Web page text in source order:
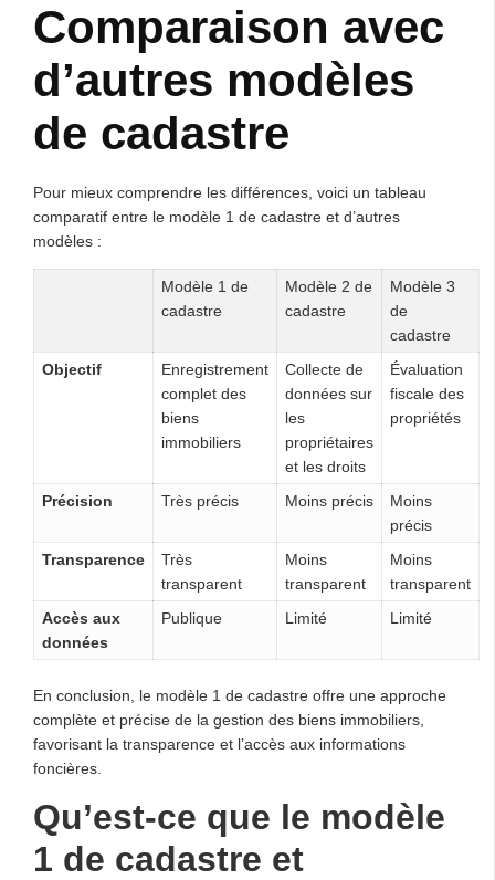
Comparaison avec
d’autres modèles
de cadastre
Pour mieux comprendre les différences, voici un tableau
comparatif entre le modèle 1 de cadastre et d’autres
modèles :
Modèle 1 de
cadastre
Modèle 2 de
cadastre
Modèle 3
de
cadastre
Objectif
Enregistrement
complet des
biens
immobiliers
Collecte de
données sur
les
propriétaires
et les droits
Évaluation
fiscale des
propriétés
Précision Très précis Moins précis
Moins
précis
Transparence
Très
transparent
Moins
transparent
Moins
transparent
Accès aux
données
Publique Limité Limité
En conclusion, le modèle 1 de cadastre offre une approche
complète et précise de la gestion des biens immobiliers,
favorisant la transparence et l’accès aux informations
foncières.
Qu’est-ce que le modèle
1 de cadastre et